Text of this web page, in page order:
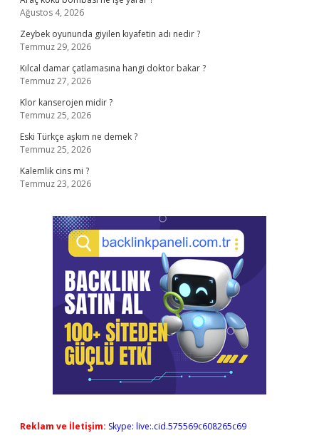
Ağustos 4, 2026
Zeybek oyununda giyilen kıyafetin adı nedir ?
Temmuz 29, 2026
Kılcal damar çatlamasına hangi doktor bakar ?
Temmuz 27, 2026
Klor kanserojen midir ?
Temmuz 25, 2026
Eski Türkçe aşkım ne demek ?
Temmuz 25, 2026
Kalemlik cins mi ?
Temmuz 23, 2026
Reklam ve İletişim: Skype: live:.cid.575569c608265c69